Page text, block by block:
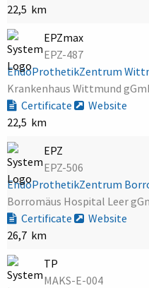
22,5 km
EPZmax
EPZ-487
EndoProthetikZentrum
Krankenhaus Wittmund
Certificate
Website
22,5 km
EPZ
EPZ-506
EndoProthetikZentrum
Borromäus Hospital Leer
Certificate
Website
26,7 km
TP
MAKS-E-004